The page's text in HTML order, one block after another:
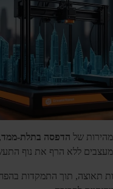
של הדפסה בתלת-ממד
מעצבים ללא הרף את נוף
תאוצה, תוך התמקדות